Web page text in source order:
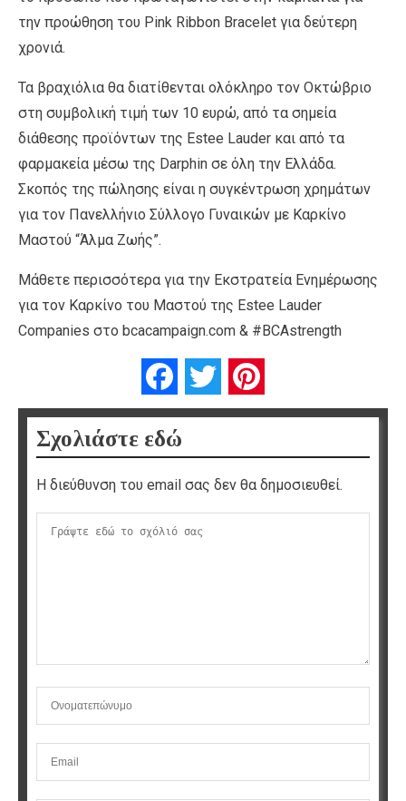
την προώθηση του Pink Ribbon Bracelet για δεύτερη
χρονιά.
Τα βραχιόλια θα διατίθενται ολόκληρο τον Οκτώβριο
στη συμβολική τιμή των 10 ευρώ, από τα σημεία
διάθεσης προϊόντων της Estee Lauder και από τα
φαρμακεία μέσω της Darphin σε όλη την Ελλάδα.
Σκοπός της πώλησης είναι η συγκέντρωση χρημάτων
για τον Πανελλήνιο Σύλλογο Γυναικών με Καρκίνο
Μαστού “Άλμα Ζωής”.
Μάθετε περισσότερα για την Εκστρατεία Ενημέρωσης
για τον Καρκίνο του Μαστού της Estee Lauder
Companies στο bcacampaign.com & #BCAstrength
FacebookTwitter
Σχολιάστε εδώ
Η διεύθυνση του email σας δεν θα δημοσιευθεί.